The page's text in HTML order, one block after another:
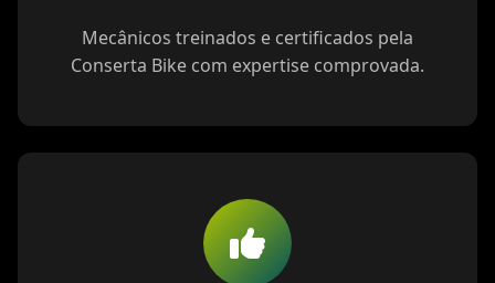
Mecânicos treinados e certificados pela
Conserta Bike com expertise comprovada.